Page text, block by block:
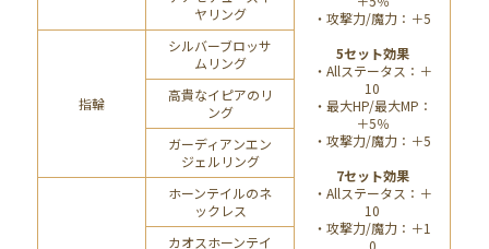
・攻撃力/魔力：＋5
5セット効果
・Allステータス：＋
10
・最大HP/最大MP：
＋5％
・攻撃力/魔力：＋5
7セット効果
・Allステータス：＋
10
・攻撃力/魔力：＋1
ヤリング
指輪
シルバーブロッサ
ムリング
高貴なイピアのリ
ング
ガーディアンエン
ジェルリング
ホーンテイルのネ
ックレス
カオスホーンテイ